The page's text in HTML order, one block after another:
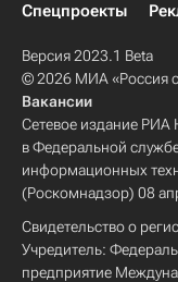
Спецпроекты
Версия 2023.1 Beta
© 2026 МИА «Россия
Вакансии
Сетевое издание РИА
в Федеральной
информационных
(Роскомнадзор) 08
Свидетельство о
Учредитель:
предприятие